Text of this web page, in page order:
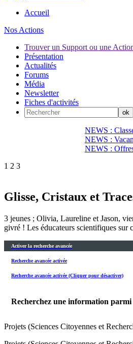
Accueil
Nos Actions
Trouver un Support ou une
Présentation
Actualités
Forums
Média
Newsletter
Fiches d'activités
NEWS :
NEWS :
NEWS :
1 2 3
Glisse, Cristaux et
3 jeunes ; Olivia, Laureline et Jason,
givré ! Les éducateurs scientifiques sur
Activer la recherche avancée
Recherche avancée activée
Recherche avancée activée (Cliquer pour désactiver)
Recherchez une information parmi
Projets (Sciences Citoyennes et